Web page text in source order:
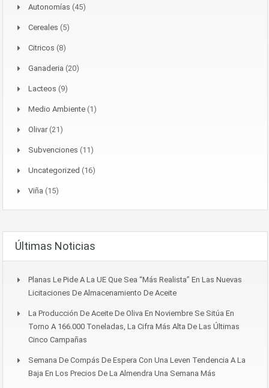
Autonomías (45)
Cereales (5)
Citricos (8)
Ganaderia (20)
Lacteos (9)
Medio Ambiente (1)
Olivar(21)
Subvenciones (11)
Uncategorized (16)
Viña (15)
Últimas Noticias
Planas Le Pide A La UE Que Sea “más Realista” En Las Nuevas
Licitaciones De Almacenamiento De Aceite
La Producción De Aceite De Oliva En Noviembre Se Sitúa En
Torno A 166.000 Toneladas, La Cifra Más Alta De Las Últimas
Cinco Campañas
Semana De Compás De Espera Con Una Leven Tendencia A La
Baja En Los Precios De La Almendra Una Semana Más